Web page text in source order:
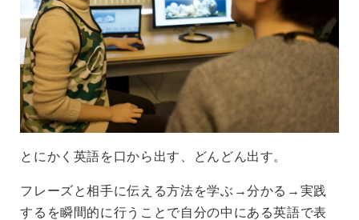
とにかく英語を口から出す、どんどん出す。
フレーズと相手に伝える方法を学ぶ→分かる→実践
するを瞬間的に行うことで自分の中にある英語で表